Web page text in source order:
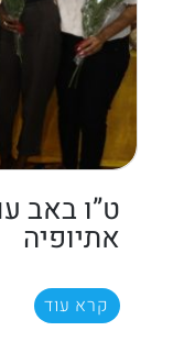
ט”ו באב
אתיופיה
קרא עוד